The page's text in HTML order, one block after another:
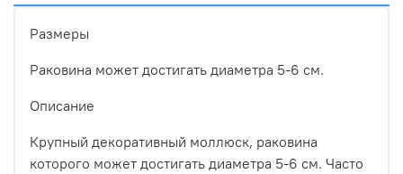
Размеры
Раковина может достигать диаметра 5-6 см.
Описание
Крупный декоративный моллюск, раковина
которого может достигать диаметра 5-6 см. Часто